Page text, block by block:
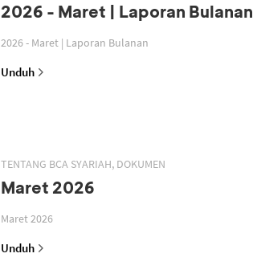
2026 - Maret | Laporan Bulanan
2026 - Maret | Laporan Bulanan
Unduh
TENTANG BCA SYARIAH, DOKUMEN
Maret 2026
Maret 2026
Unduh